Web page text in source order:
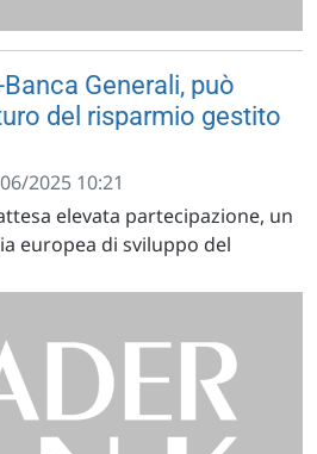
Generali, può
del risparmio gestito
2025 10:21
elevata partecipazione, un
europea di sviluppo del